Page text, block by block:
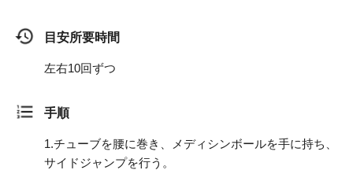
目安所要時間
左右10回ずつ
手順
1.チューブを腰に巻き、メディシンボールを手に持ち、
サイドジャンプを行う。